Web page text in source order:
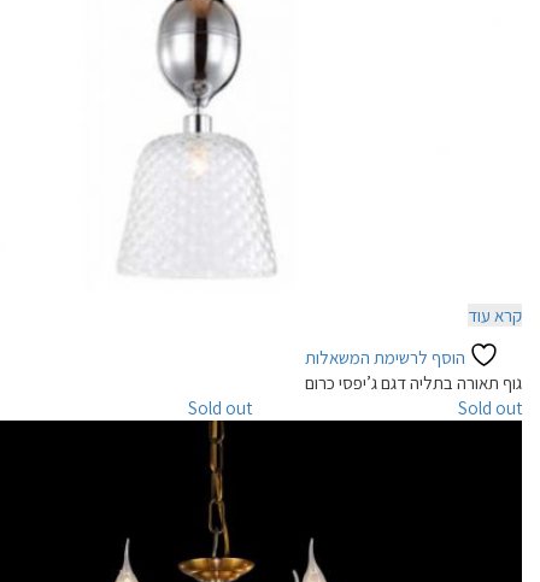
הוסף לסל
הוסף לרשימת המשאלות
ניתן לרכישה אונליין
מנורת תליה דגם מילק שלישיה ABC
₪
קרא עוד
הוסף לרשימת המשאלות
גוף תאורה בתליה דגם ג’יפסי כרום
Sold out
Sold out